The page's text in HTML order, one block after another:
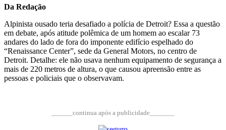
Da Redação
Alpinista ousado teria desafiado a polícia de Detroit? Essa a questão
em debate, após atitude polêmica de um homem ao escalar 73
andares do lado de fora do imponente edifício espelhado do
“Renaissance Center”, sede da General Motors, no centro de
Detroit. Detalhe: ele não usava nenhum equipamento de segurança a
mais de 220 metros de altura, o que causou apreensão entre as
pessoas e policiais que o observavam.
______continua após a publicidade_______